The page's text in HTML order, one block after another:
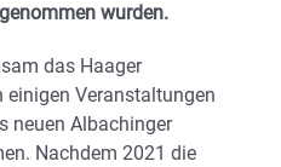
wurden.
das Haager
Veranstaltungen
neuen Albachinger
Nachdem 2021 die